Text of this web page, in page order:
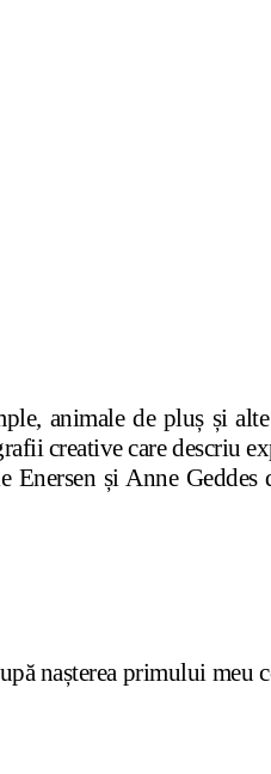
animale de pluș și
creative care descriu
Enersen și Anne
nașterea primului meu